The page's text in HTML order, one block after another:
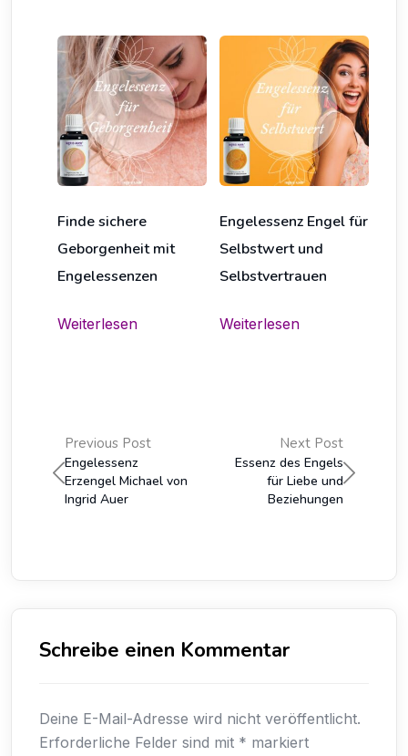
Finde sichere
Geborgenheit mit
Engelessenzen
Weiterlesen
Engelessenz Engel für
Selbstwert und
Selbstvertrauen
Weiterlesen
Previous Post
Engelessenz
Erzengel Michael von
Ingrid Auer
Next Post
Essenz des Engels
für Liebe und
Beziehungen
Schreibe einen Kommentar
Deine E-Mail-Adresse wird nicht veröffentlicht.
Erforderliche Felder sind mit * markiert